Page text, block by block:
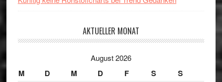
AKTUELLER MONAT
August 2026
M D M D F S S